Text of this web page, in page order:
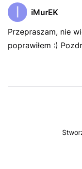
iMurEK
Przepraszam, nie
poprawiłem :)